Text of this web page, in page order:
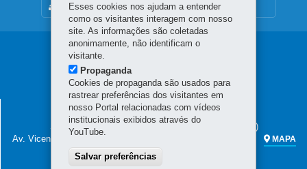
MAPA DO SITE
Navegação
principal
SECRETARIA DA FAZENDA
Sede administrativa (não há atendimento ao público)
Av. Vicente Machado, 445 - Centro
MAPA
Atendimento telefônico das 7h às 19h
Esses cookies nos ajudam a entender
como os visitantes interagem com nosso
site. As informações são coletadas
anonimamente, não identificam o
visitante.
Propaganda
Cookies de propaganda são usados para
rastrear preferências dos visitantes em
nosso Portal relacionadas com vídeos
institucionais exibidos através do
YouTube.
Salvar preferências